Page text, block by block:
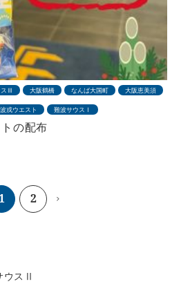
スⅢ 大阪鶴橋 なんば大国町 大阪恵美須
戎ウエスト 難波サウスⅠ
の配布
2
ウスⅡ